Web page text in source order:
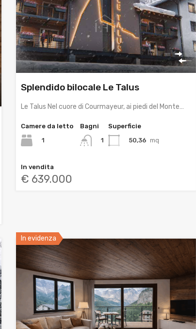
Splendido bilocale Le Talus
Le Talus Nel cuore di Courmayeur, ai piedi del Monte…
Camere da letto
1
Bagni
1
Superficie
50,36 mq
In vendita
€ 639.000
In evidenza